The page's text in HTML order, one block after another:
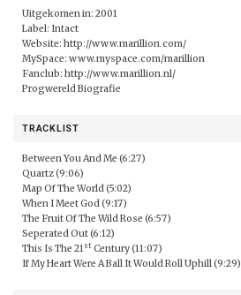
Uitgekomen in: 2001
Label: Intact
Website: http://www.marillion.com/
MySpace: www.myspace.com/marillion
Fanclub: http://www.marillion.nl/
Progwereld Biografie
TRACKLIST
Between You And Me (6:27)
Quartz (9:06)
Map Of The World (5:02)
When I Meet God (9:17)
The Fruit Of The Wild Rose (6:57)
Seperated Out (6:12)
This Is The 21st Century (11:07)
If My Heart Were A Ball It Would Roll Uphill (9:29)